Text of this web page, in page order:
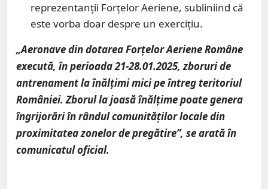
reprezentanții Forțelor Aeriene, subliniind că
este vorba doar despre un exercițiu.
„Aeronave din dotarea Forțelor Aeriene Române
execută, în perioada 21-28.01.2025, zboruri de
antrenament la înălțimi mici pe întreg teritoriul
României. Zborul la joasă înălțime poate genera
îngrijorări în rândul comunităților locale din
proximitatea zonelor de pregătire”, se arată în
comunicatul oficial.